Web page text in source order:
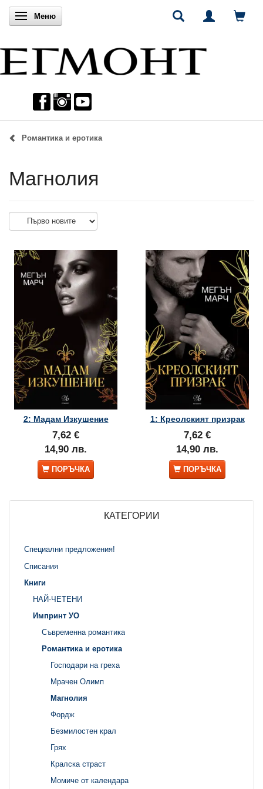
Включи навигацията
Меню
Романтика и еротика
Магнолия
2: Мадам Изкушение
7,62 €
14,90 лв.
ПОРЪЧКА
1: Креолският призрак
7,62 €
14,90 лв.
ПОРЪЧКА
КАТЕГОРИИ
Специални предложения!
Списания
Книги
НАЙ-ЧЕТЕНИ
Импринт УО
Съвременна романтика
Романтика и еротика
Господари на греха
Мрачен Олимп
Магнолия
Фордж
Безмилостен крал
Грях
Кралска страст
Момиче от календара